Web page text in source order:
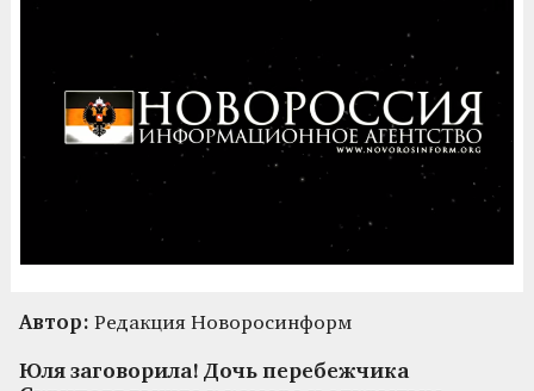
Автор: Редакция Новоросинформ
Юля заговорила! Дочь перебежчика